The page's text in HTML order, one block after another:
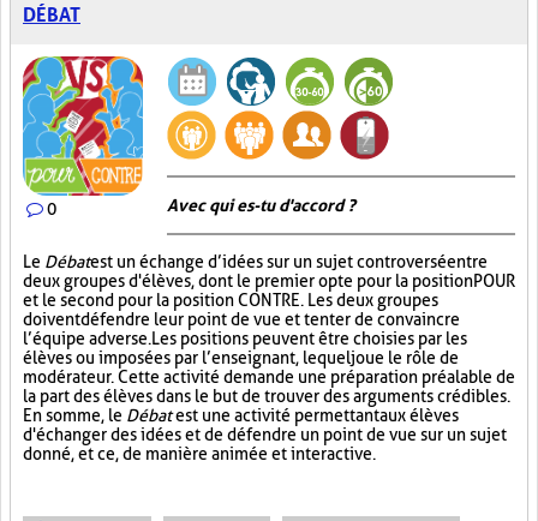
DÉBAT
0 Avec qui es-tu d'accord ?
Le Débatest un échange d’idées sur un sujet controversé entre
deux groupes d'élèves, dont le premier opte pour la position POUR
et le second pour la position CONTRE. Les deux groupes
doivent défendre leur point de vue et tenter de convaincre
l’équipe adverse. Les positions peuvent être choisies par les
élèves ou imposées par l’enseignant, lequel joue le rôle de
modérateur. Cette activité demande une préparation préalable de
la part des élèves dans le but de trouver des arguments crédibles.
En somme, le Débatest une activité permettant aux élèves
d'échanger des idées et de défendre un point de vue sur un sujet
donné, et ce, de manière animée et interactive.